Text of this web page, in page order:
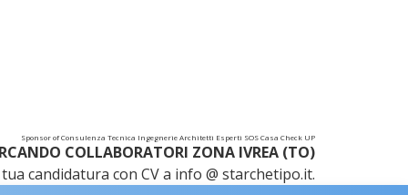
Sponsor of Consulenza Tecnica Ingegnerie Architetti Esperti SOS Casa Check UP
COLLABORATORI ZONA IVREA (TO)
candidatura con CV a info @ starchetipo.it.